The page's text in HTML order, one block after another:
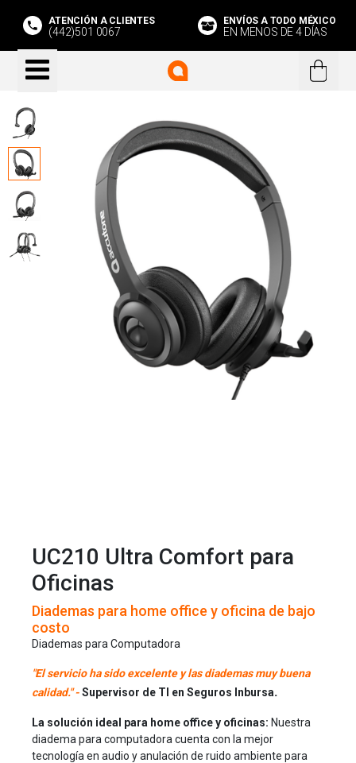
ATENCIÓN A CLIENTES
(442)501 0067
ENVÍOS A TODO MÉXICO
EN MENOS DE 4 DÍAS
UC210 Ultra Comfort para
Oficinas
Diademas para home office y oficina de bajo
costo
Diademas para Computadora
"El servicio ha sido excelente y las diademas muy buena
calidad." -Supervisor de TI en Seguros Inbursa.
La solución ideal para home office y oficinas: Nuestra
diadema para computadora cuenta con la mejor
tecnología en audio y anulación de ruido ambiente para